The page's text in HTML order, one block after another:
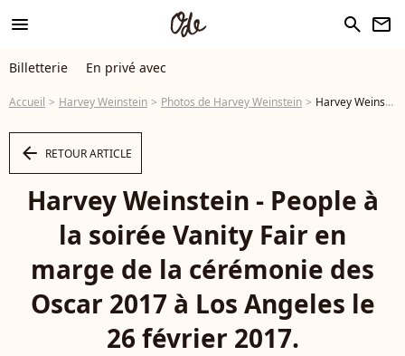
menu search newsletter
Billetterie En privé avec
Accueil Harvey Weinstein Photos de Harvey Weinstein Harvey Weinstein - People à la soirée Vanity Fair en marge de la cérémonie des Oscar 2017 à Los Angeles le 26 février 2017. - Photo
arrow_left RETOUR ARTICLE
Harvey Weinstein - People à
la soirée Vanity Fair en
marge de la cérémonie des
Oscar 2017 à Los Angeles le
26 février 2017.